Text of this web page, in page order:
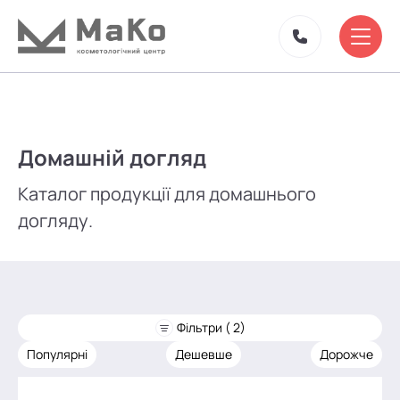
Домашній догляд
Каталог продукції для домашнього
догляду.
Фільтри ( 2)
Популярні
Дешевше Дорожче